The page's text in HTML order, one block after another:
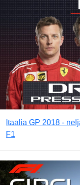
Itaalia GP 2018 -
F1